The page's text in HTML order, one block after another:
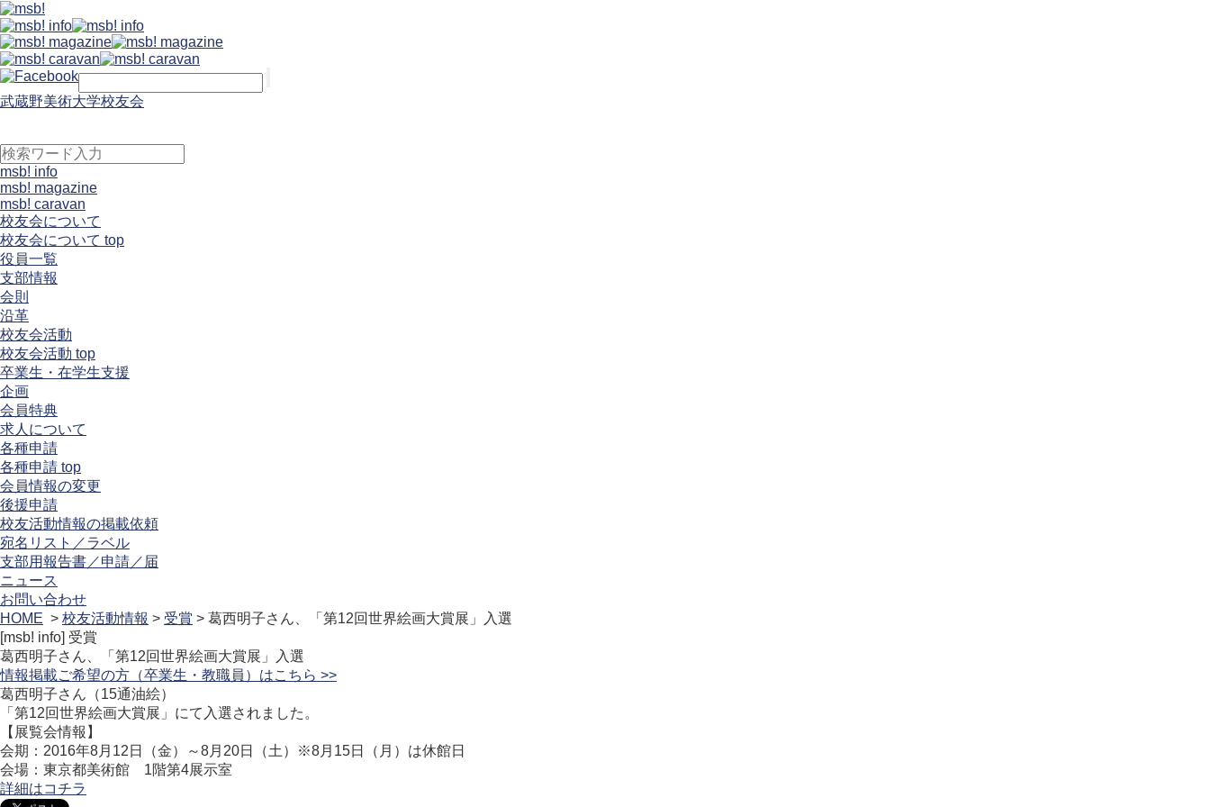
武蔵野美術大学校友会
msb! info
msb! magazine
msb! caravan
校友会について
校友会について top
役員一覧
支部情報
会則
沿革
校友会活動
校友会活動 top
卒業生・在学生支援
企画
会員特典
求人について
各種申請
各種申請 top
会員情報の変更
後援申請
校友活動情報の掲載依頼
宛名リスト／ラベル
支部用報告書／申請／届
ニュース
お問い合わせ
HOME > 校友活動情報 > 受賞 > 葛西明子さん、「第12回世界絵画大賞展」入選
[msb! info] 受賞
葛西明子さん、「第12回世界絵画大賞展」入選
情報掲載ご希望の方（卒業生・教職員）はこちら >>
葛西明子さん（15通油絵）
「第12回世界絵画大賞展」にて入選されました。
【展覧会情報】
会期：2016年8月12日（金）～8月20日（土）※8月15日（月）は休館日
会場：東京都美術館 1階第4展示室
詳細はコチラ